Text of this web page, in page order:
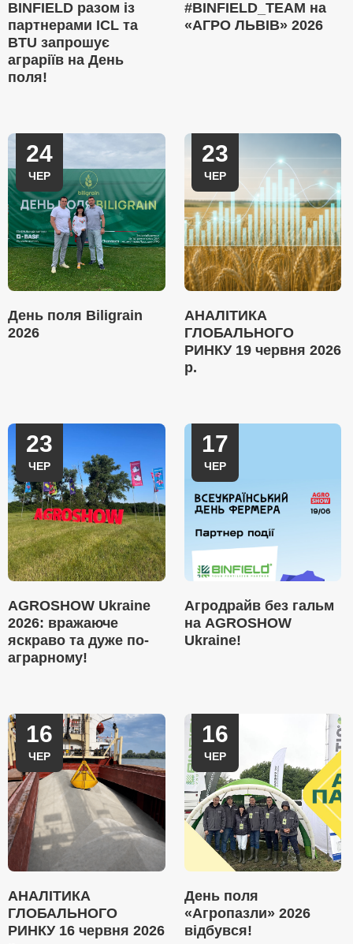
BINFIELD разом із
партнерами ICL та
BTU запрошує
аграріїв на День
поля!
#BINFIELD_TEAM на
«АГРО ЛЬВІВ» 2026
24
ЧЕР
День поля Biligrain
2026
23
ЧЕР
АНАЛІТИКА
ГЛОБАЛЬНОГО
РИНКУ 19 червня 2026
р.
23
ЧЕР
AGROSHOW Ukraine
2026: вражаюче
яскраво та дуже по-
аграрному!
17
ЧЕР
Агродрайв без гальм
на AGROSHOW
Ukraine!
16
ЧЕР
АНАЛІТИКА
ГЛОБАЛЬНОГО
РИНКУ 16 червня 2026
16
ЧЕР
День поля
«Агропазли» 2026
відбувся!